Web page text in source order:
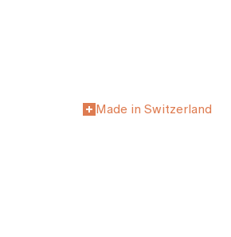
Made in Switzerland